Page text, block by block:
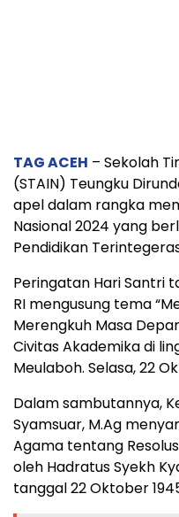
TAG ACEH – Sekolah
(STAIN) Teungku
apel dalam rangka
Nasional 2024 yang
Pendidikan
Peringatan Hari Santri
RI mengusung tema
Merengkuh Masa
Civitas Akademika di
Meulaboh. Selasa, 22
Dalam sambutannya,
Syamsuar, M.Ag
Agama tentang
oleh Hadratus Syekh
tanggal 22 Oktober